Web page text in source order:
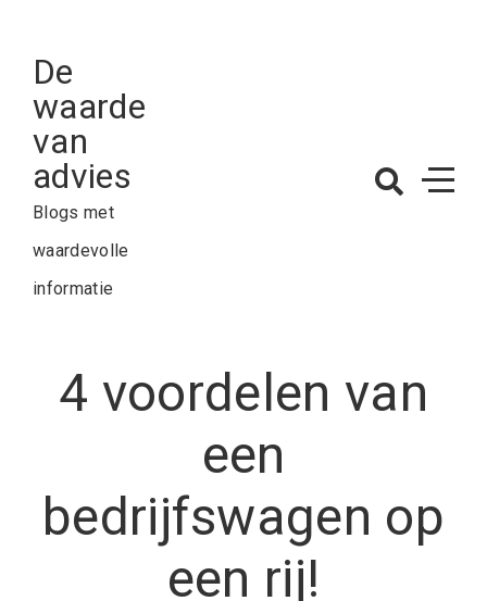
content
De
waarde
van
advies
Blogs met
waardevolle
informatie
4 voordelen van
een
bedrijfswagen op
een rij!